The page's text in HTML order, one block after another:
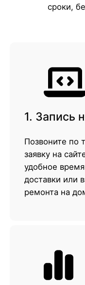
сроки,
1. Запись
Позвоните по
заявку на
удобное
доставки или
ремонта на